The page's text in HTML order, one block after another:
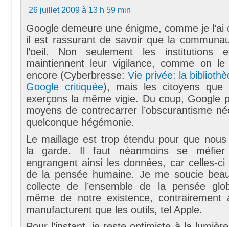
26 juillet 2009 à 13 h 59 min
Google demeure une énigme, comme je l’ai
il est rassurant de savoir que la
l’oeil. Non seulement les institutions
maintiennent leur vigilance, comme on le
encore (Cyberbresse: Vie privée: la
Google critiquée), mais les citoyens que
exerçons la même vigie. Du coup, Google
moyens de contrecarrer l’obscurantisme
quelconque hégémonie.
Le maillage est trop étendu pour que
la garde. Il faut néanmoins se
engrangent ainsi les données, car celles-
de la pensée humaine. Je me soucie
collecte de l’ensemble de la pensée
même de notre existence,
manufacturent que les outils, tel Apple.